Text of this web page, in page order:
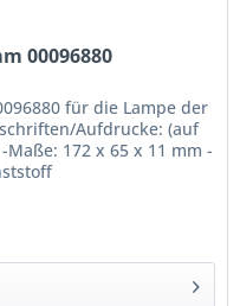
00096880
für die Lampe der
Aufdrucke: (auf
Maße: 172 x 65 x 11 mm -